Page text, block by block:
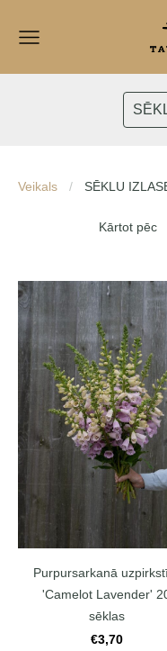
Veikals SĒKLU
Kārtot pēc
Purpursarkanā
'Camelot Lavender'
sēklas
€3,70